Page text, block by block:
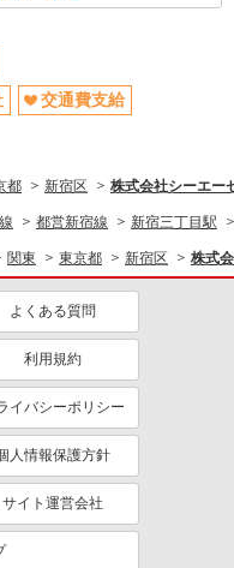
交通費支給
都 新宿区 株式会社シーエー
都営新宿線 新宿三丁目駅
関東 東京都 新宿区 株式
よくある質問
利用規約
イバシーポリシー
人情報保護方針
サイト運営会社